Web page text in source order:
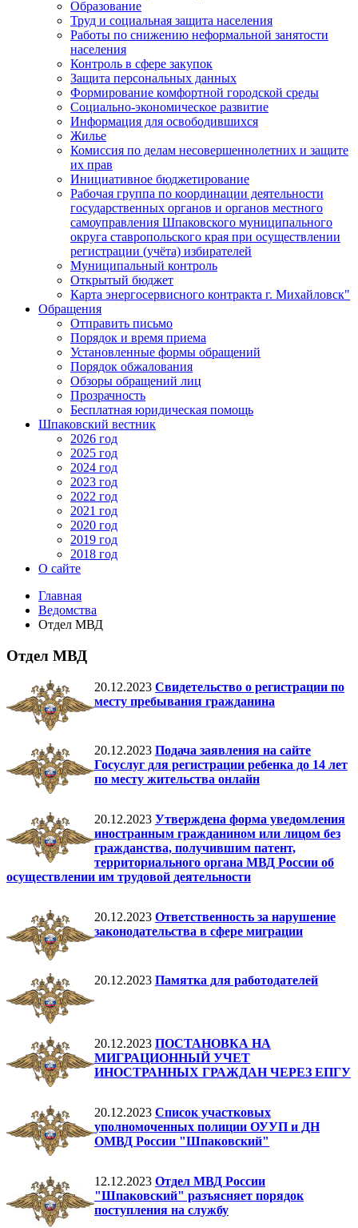
Образование
Труд и социальная защита населения
Работы по снижению неформальной занятости
населения
Контроль в сфере закупок
Защита персональных данных
Формирование комфортной городской среды
Социально-экономическое развитие
Информация для освободившихся
Жилье
Комиссия по делам несовершеннолетних и защите
их прав
Инициативное бюджетирование
Рабочая группа по координации деятельности
государственных органов и органов местного
самоуправления Шпаковского муниципального
округа ставропольского края при осуществлении
регистрации (учёта) избирателей
Муниципальный контроль
Открытый бюджет
Карта энергосервисного контракта г. Михайловск"
Обращения
Отправить письмо
Порядок и время приема
Установленные формы обращений
Порядок обжалования
Обзоры обращений лиц
Прозрачность
Бесплатная юридическая помощь
Шпаковский вестник
2026 год
2025 год
2024 год
2023 год
2022 год
2021 год
2020 год
2019 год
2018 год
О сайте
Главная
Ведомства
Отдел МВД
Отдел МВД
20.12.2023 Свидетельство о регистрации по
месту пребывания гражданина
20.12.2023 Подача заявления на сайте
Госуслуг для регистрации ребенка до 14 лет
по месту жительства онлайн
20.12.2023 Утверждена форма уведомления
иностранным гражданином или лицом без
гражданства, получившим патент,
территориального органа МВД России об
осуществлении им трудовой деятельности
20.12.2023 Ответственность за нарушение
законодательства в сфере миграции
20.12.2023 Памятка для работодателей
20.12.2023 ПОСТАНОВКА НА
МИГРАЦИОННЫЙ УЧЕТ
ИНОСТРАННЫХ ГРАЖДАН ЧЕРЕЗ ЕПГУ
20.12.2023 Список участковых
уполномоченных полиции ОУУП и ДН
ОМВД России "Шпаковский"
12.12.2023 Отдел МВД России
"Шпаковский" разъясняет порядок
поступления на службу